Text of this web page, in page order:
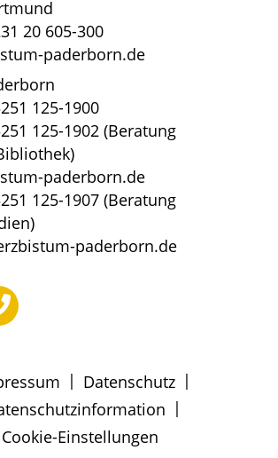
20 605-300
paderborn.de
125-1900
125-1902 (Beratung
paderborn.de
125-1907 (Beratung
paderborn.de
| Datenschutz |
|
Cookie-Einstellungen